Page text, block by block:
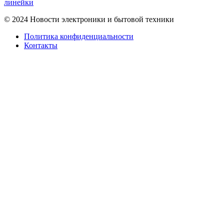
линейки
© 2024 Новости электроники и бытовой техники
Политика конфиденциальности
Контакты